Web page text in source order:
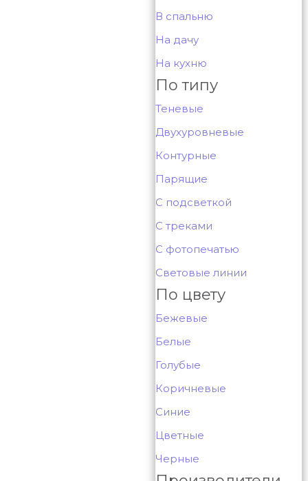
В спальню
На дачу
На кухню
По типу
Теневые
Двухуровневые
Контурные
Парящие
С подсветкой
С треками
С фотопечатью
Световые линии
По цвету
Бежевые
Белые
Голубые
Коричневые
Синие
Цветные
Черные